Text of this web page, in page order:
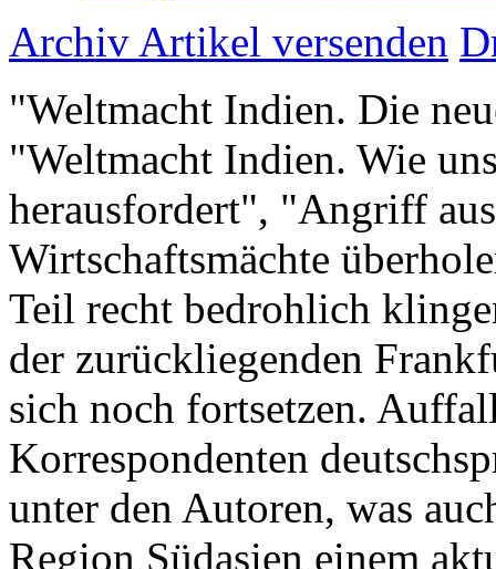
Archiv Artikel versenden
"Weltmacht Indien. Die
"Weltmacht Indien. Wie
herausfordert", "Angriff
Wirtschaftsmächte
Teil recht bedrohlich
der zurückliegenden
sich noch fortsetzen.
Korrespondenten
unter den Autoren, was
Region Südasien einem